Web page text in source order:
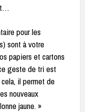
pour les
sont à votre
papiers et cartons
geste de tri est
il permet de
nouveaux
jaune. »